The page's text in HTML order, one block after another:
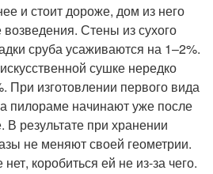
и стоит дороже, дом из него
Стены из сухого
сруба усаживаются на 1–2%.
сушке нередко
При изготовлении первого вида
пилораме начинают уже после
В результате при хранении
не меняют своей геометрии.
коробиться ей не из-за чего.